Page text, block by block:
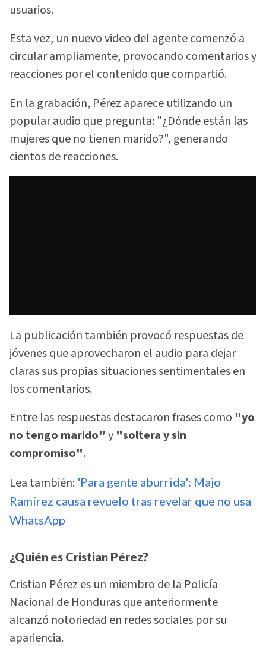
usuarios.
Esta vez, un nuevo video del agente comenzó a
circular ampliamente, provocando comentarios y
reacciones por el contenido que compartió.
En la grabación, Pérez aparece utilizando un
popular audio que pregunta: "¿Dónde están las
mujeres que no tienen marido?", generando
cientos de reacciones.
La publicación también provocó respuestas de
jóvenes que aprovecharon el audio para dejar
claras sus propias situaciones sentimentales en
los comentarios.
Entre las respuestas destacaron frases como "yo
no tengo marido" y "soltera y sin
compromiso".
Lea también: 'Para gente aburrida': Majo
Ramírez causa revuelo tras revelar que no usa
WhatsApp
¿Quién es Cristian Pérez?
Cristian Pérez es un miembro de la Policía
Nacional de Honduras que anteriormente
alcanzó notoriedad en redes sociales por su
apariencia.